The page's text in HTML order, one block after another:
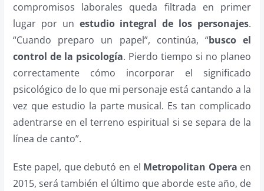
compromisos laborales queda filtrada en primer
lugar por un estudio integral de los personajes.
“Cuando preparo un papel”, continúa, “busco el
control de la psicología. Pierdo tiempo si no planeo
correctamente cómo incorporar el significado
psicológico de lo que mi personaje está cantando a la
vez que estudio la parte musical. Es tan complicado
adentrarse en el terreno espiritual si se separa de la
línea de canto”.
Este papel, que debutó en el Metropolitan Opera en
2015, será también el último que aborde este año, de